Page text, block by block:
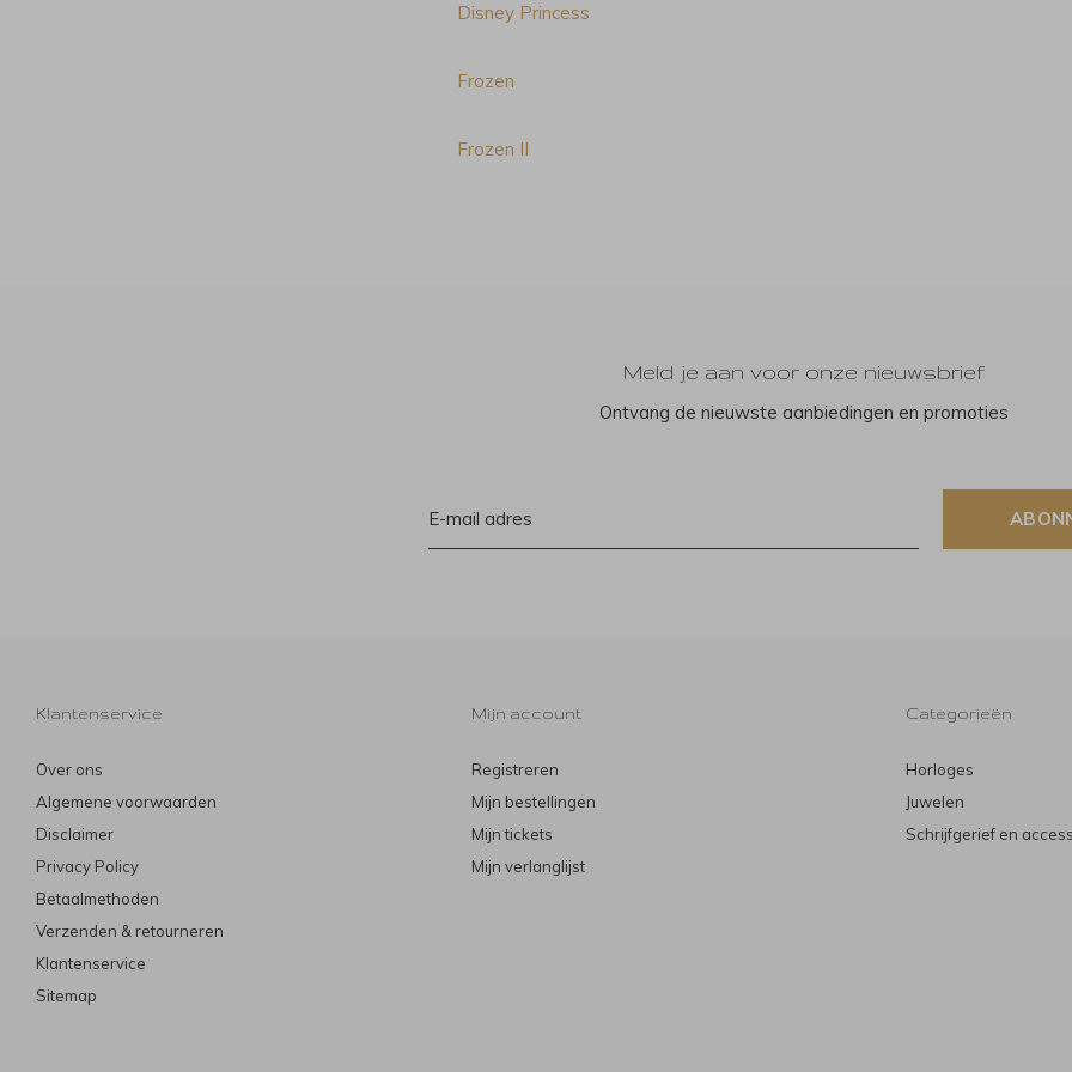
Disney Princess
Frozen
Frozen II
Meld je aan voor onze nieuwsbrief
Ontvang de nieuwste aanbiedingen en promoties
Klantenservice
Over ons
Algemene voorwaarden
Disclaimer
Privacy Policy
Betaalmethoden
Verzenden & retourneren
Klantenservice
Sitemap
Mijn account
Registreren
Mijn bestellingen
Mijn tickets
Mijn verlanglijst
Categorieën
Horloges
Juwelen
Schrijfgerief en